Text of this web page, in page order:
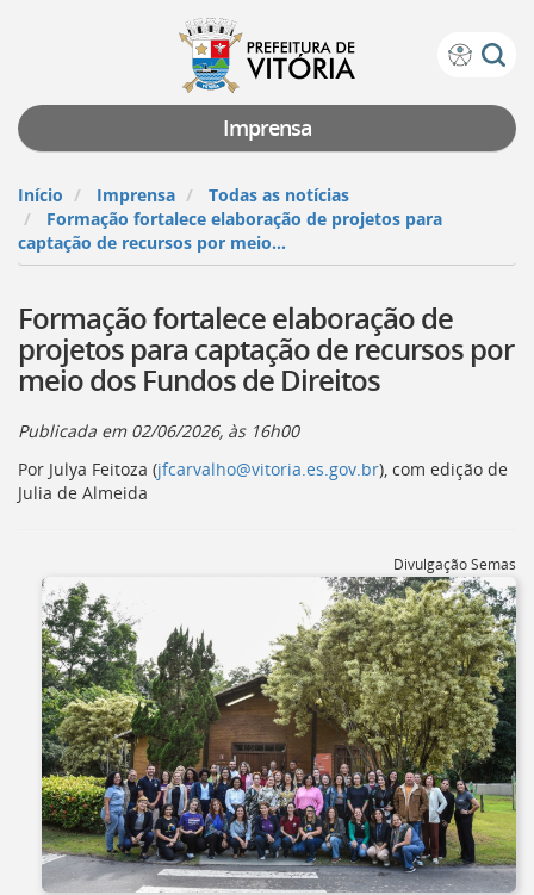
Prefeitura
Vitória
teclado:
para
a
página
de
de
acessibilidade
[]
Ir
a
inicial
do
para
o
Portal
de
Serviços
[]
Ir
para
a
lista
de
secretarias
[]
Imprensa
Início Imprensa
Todas as notícias
Formação fortalece elaboração de projetos para
captação de recursos por meio...
Formação fortalece elaboração de
projetos para captação de recursos por
meio dos Fundos de Direitos
Publicada em 02/06/2026, às 16h00
Por Julya Feitoza (jfcarvalho@vitoria.es.gov.br), com edição de
Julia de Almeida
Divulgação Semas